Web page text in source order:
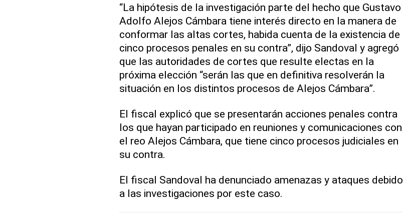
“La hipótesis de la investigación parte del hecho que Gustavo
Adolfo Alejos Cámbara tiene interés directo en la manera de
conformar las altas cortes, habida cuenta de la existencia de
cinco procesos penales en su contra”, dijo Sandoval y agregó
que las autoridades de cortes que resulte electas en la
próxima elección “serán las que en definitiva resolverán la
situación en los distintos procesos de Alejos Cámbara”.
El fiscal explicó que se presentarán acciones penales contra
los que hayan participado en reuniones y comunicaciones con
el reo Alejos Cámbara, que tiene cinco procesos judiciales en
su contra.
El fiscal Sandoval ha denunciado amenazas y ataques debido
a las investigaciones por este caso.